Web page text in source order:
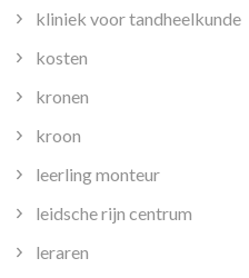
kliniek voor tandheelkunde
kosten
kronen
kroon
leerling monteur
leidsche rijn centrum
leraren